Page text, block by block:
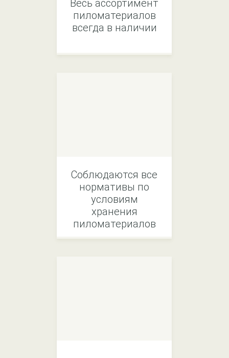
Весь ассортимент
пиломатериалов
всегда в наличии
Соблюдаются все
нормативы по
условиям
хранения
пиломатериалов